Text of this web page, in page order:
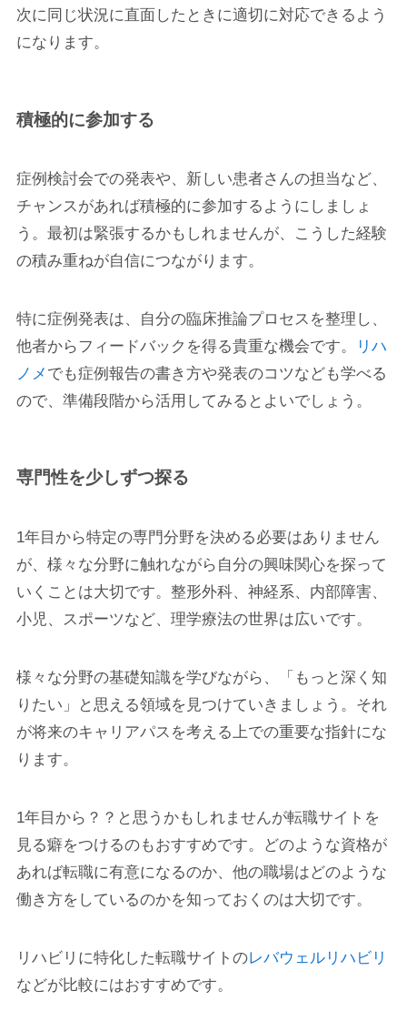
次に同じ状況に直面したときに適切に対応できるよう
になります。
積極的に参加する
症例検討会での発表や、新しい患者さんの担当など、
チャンスがあれば積極的に参加するようにしましょ
う。最初は緊張するかもしれませんが、こうした経験
の積み重ねが自信につながります。
特に症例発表は、自分の臨床推論プロセスを整理し、
他者からフィードバックを得る貴重な機会です。
リハ
ノメ でも症例報告の書き方や発表のコツなども学べる
ので、準備段階から活用してみるとよいでしょう。
専門性を少しずつ探る
1年目から特定の専門分野を決める必要はありません
が、様々な分野に触れながら自分の興味関心を探って
いくことは大切です。整形外科、神経系、内部障害、
小児、スポーツなど、理学療法の世界は広いです。
様々な分野の基礎知識を学びながら、「もっと深く知
りたい」と思える領域を見つけていきましょう。それ
が将来のキャリアパスを考える上での重要な指針にな
ります。
1年目から？？と思うかもしれませんが転職サイトを
見る癖をつけるのもおすすめです。どのような資格が
あれば転職に有意になるのか、他の職場はどのような
働き方をしているのかを知っておくのは大切です。
リハビリに特化した転職サイトのレバウェルリハビリ
などが比較にはおすすめです。